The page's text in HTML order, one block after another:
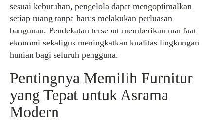
sesuai kebutuhan, pengelola dapat mengoptimalkan
setiap ruang tanpa harus melakukan perluasan
bangunan. Pendekatan tersebut memberikan manfaat
ekonomi sekaligus meningkatkan kualitas lingkungan
hunian bagi seluruh pengguna.
Pentingnya Memilih Furnitur
yang Tepat untuk Asrama
Modern